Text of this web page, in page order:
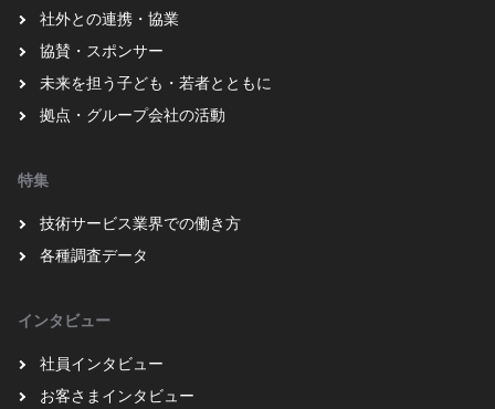
社外との連携・協業
協賛・スポンサー
未来を担う子ども・若者とともに
拠点・グループ会社の活動
特集
技術サービス業界での働き方
各種調査データ
インタビュー
社員インタビュー
お客さまインタビュー